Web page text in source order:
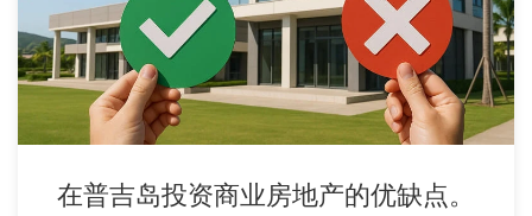
在普吉岛投资商业房地产的优缺点。